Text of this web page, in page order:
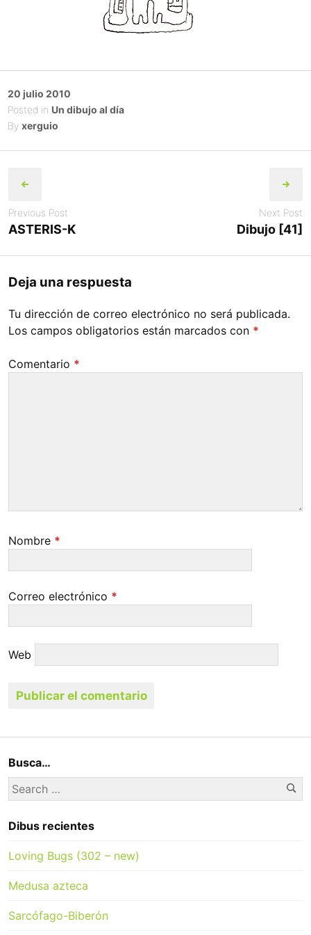
Posted
on
20 julio 2010
Posted in Un dibujo al día
By xerguio
navigation
Previous Post
ASTERIS-K
Next Post
Dibujo [41]
Deja una respuesta
Tu dirección de correo electrónico no será publicada.
Los campos obligatorios están marcados con *
Comentario *
Nombre *
Correo electrónico *
Web
Busca…
Search
for:
Dibus recientes
Loving Bugs (302 – new)
Medusa azteca
Sarcófago-Biberón